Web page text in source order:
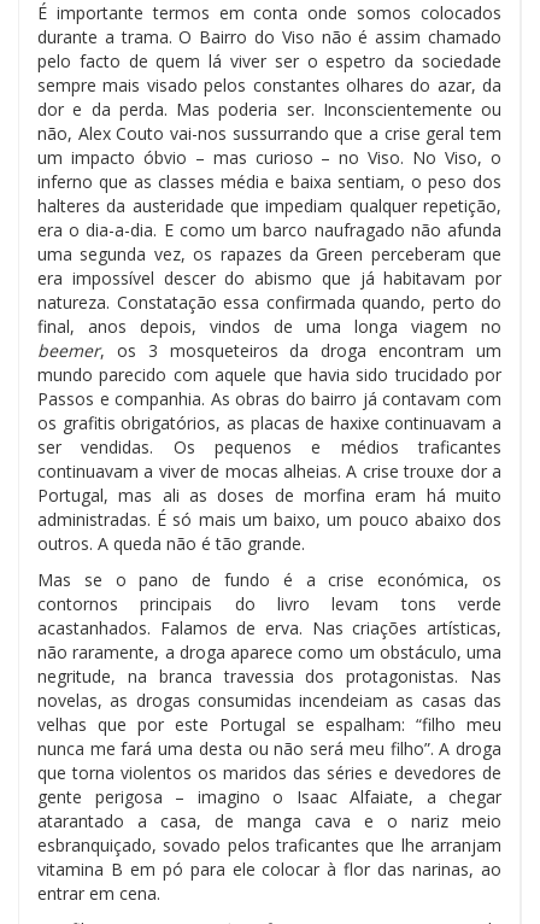
É importante termos em conta onde somos colocados
durante a trama. O Bairro do Viso não é assim chamado
pelo facto de quem lá viver ser o espetro da sociedade
sempre mais visado pelos constantes olhares do azar, da
dor e da perda. Mas poderia ser. Inconscientemente ou
não, Alex Couto vai-nos sussurrando que a crise geral tem
um impacto óbvio – mas curioso – no Viso. No Viso, o
inferno que as classes média e baixa sentiam, o peso dos
halteres da austeridade que impediam qualquer repetição,
era o dia-a-dia. E como um barco naufragado não afunda
uma segunda vez, os rapazes da Green perceberam que
era impossível descer do abismo que já habitavam por
natureza. Constatação essa confirmada quando, perto do
final, anos depois, vindos de uma longa viagem no
beemer, os 3 mosqueteiros da droga encontram um
mundo parecido com aquele que havia sido trucidado por
Passos e companhia. As obras do bairro já contavam com
os grafitis obrigatórios, as placas de haxixe continuavam a
ser vendidas. Os pequenos e médios traficantes
continuavam a viver de mocas alheias. A crise trouxe dor a
Portugal, mas ali as doses de morfina eram há muito
administradas. É só mais um baixo, um pouco abaixo dos
outros. A queda não é tão grande.
Mas se o pano de fundo é a crise económica, os
contornos principais do livro levam tons verde
acastanhados. Falamos de erva. Nas criações artísticas,
não raramente, a droga aparece como um obstáculo, uma
negritude, na branca travessia dos protagonistas. Nas
novelas, as drogas consumidas incendeiam as casas das
velhas que por este Portugal se espalham: “filho meu
nunca me fará uma desta ou não será meu filho”. A droga
que torna violentos os maridos das séries e devedores de
gente perigosa – imagino o Isaac Alfaiate, a chegar
atarantado a casa, de manga cava e o nariz meio
esbranquiçado, sovado pelos traficantes que lhe arranjam
vitamina B em pó para ele colocar à flor das narinas, ao
entrar em cena.